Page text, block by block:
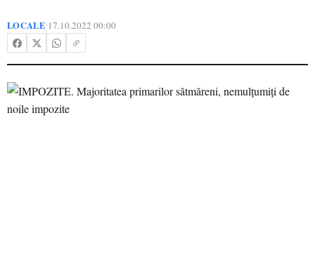
LOCALE•17.10.2022 00:00